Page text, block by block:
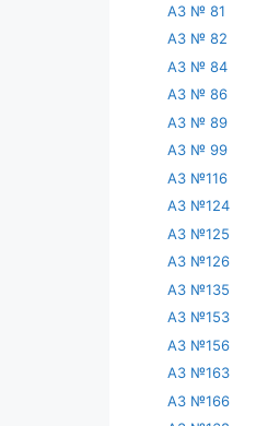
АЗ № 81
АЗ № 82
АЗ № 84
АЗ № 86
АЗ № 89
АЗ № 99
АЗ №116
АЗ №124
АЗ №125
АЗ №126
АЗ №135
АЗ №153
АЗ №156
АЗ №163
АЗ №166